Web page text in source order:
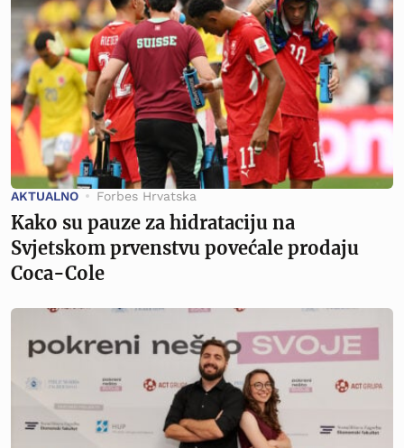
AKTUALNO Forbes Hrvatska
Kako su pauze za hidrataciju na
Svjetskom prvenstvu povećale prodaju
Coca-Cole